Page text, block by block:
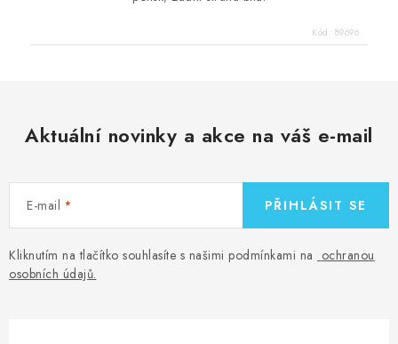
Kód: 89696
Aktuální novinky a akce na váš e-mail
E-mail
Kliknutím na tlačítko souhlasíte s našimi podmínkami na ochranou
osobních údajů.
PŘIHLÁSIT SE